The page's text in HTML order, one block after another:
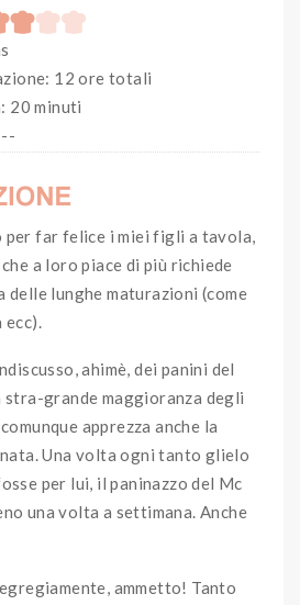
12 ore totali
20 minuti
per far felice i miei figli a tavola,
a loro piace di più richiede
delle lunghe maturazioni (come
ecc).
ahimè, dei panini del
stra-grande maggioranza degli
apprezza anche la
Una volta ogni tanto glielo
per lui, il paninazzo del Mc
una volta a settimana. Anche
ammetto! Tanto